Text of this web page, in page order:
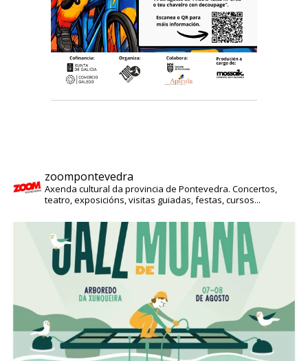
zoompontevedra
Axenda cultural da provincia de Pontevedra. Concertos,
teatro, exposicións, visitas guiadas, festas, cursos...